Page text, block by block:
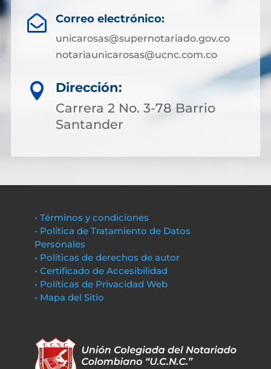
 Correo electrónico:
unicarosas@supernotariado.gov.co
notariaunicarosas@ucnc.com.co

Dirección:
Carrera 2 No. 3-78 Barrio
Santander
• Términos y condiciones
• Política de Tratamiento de Datos
Personales
• Políticas de derechos de autor
• Certificado de Accesibilidad
• Políticas de Privacidad Web
• Mapa del Sitio